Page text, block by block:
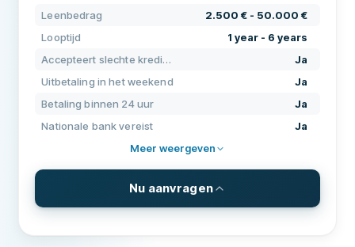
Leenbedrag
2.500 € - 50.000 €
Looptijd
1 year - 6 years
Accepteert slechte kredietgeschiedenis
Ja
Uitbetaling in het weekend
Ja
Betaling binnen 24 uur
Ja
Nationale bank vereist
Ja
Meer weergeven
ERVARING
Nu aanvragen